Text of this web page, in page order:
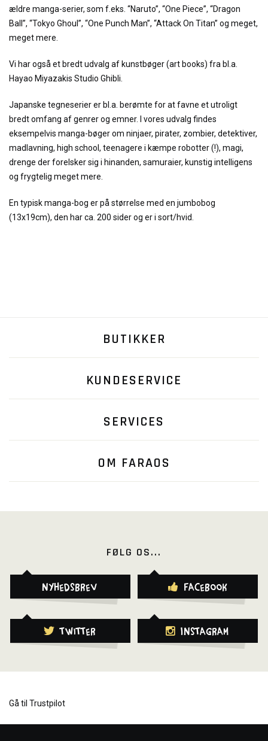
ældre manga-serier, som f.eks. “Naruto”, “One Piece”, “Dragon
Ball”, “Tokyo Ghoul”, “One Punch Man”, “Attack On Titan” og meget,
meget mere.
Vi har også et bredt udvalg af kunstbøger (art books) fra bl.a.
Hayao Miyazakis Studio Ghibli.
Japanske tegneserier er bl.a. berømte for at favne et utroligt
bredt omfang af genrer og emner. I vores udvalg findes
eksempelvis manga-bøger om ninjaer, pirater, zombier, detektiver,
madlavning, high school, teenagere i kæmpe robotter (!), magi,
drenge der forelsker sig i hinanden, samuraier, kunstig intelligens
og frygtelig meget mere.
En typisk manga-bog er på størrelse med en jumbobog
(13x19cm), den har ca. 200 sider og er i sort/hvid.
BUTIKKER
KUNDESERVICE
SERVICES
OM FARAOS
FØLG OS...
Nyhedsbrev Facebook
Twitter Instagram
Gå til Trustpilot